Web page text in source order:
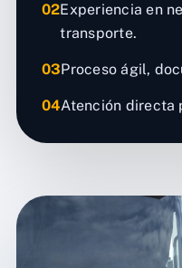
02Experiencia en
transporte.
03Proceso ágil,
04Atención directa